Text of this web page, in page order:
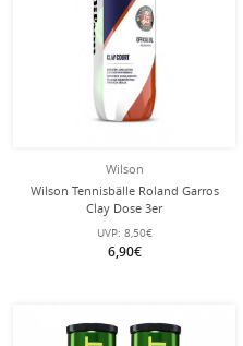
Wilson
Wilson Tennisbälle Roland Garros
Clay Dose 3er
UVP: 8,50€
6,90€